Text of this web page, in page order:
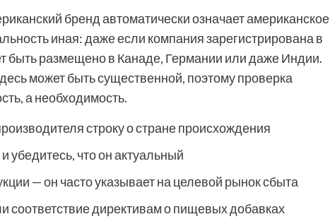
бренд автоматически означает американское
иная: даже если компания зарегистрирована в
быть размещено в Канаде, Германии или даже Индии.
может быть существенной, поэтому проверка
а необходимость.
строку о стране происхождения
убедитесь, что он актуальный
— он часто указывает на целевой рынок сбыта
соответствие директивам о пищевых добавках